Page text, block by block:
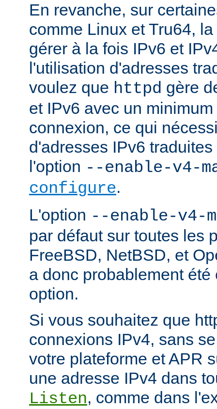
En revanche, sur
comme Linux et Tru64, la
gérer à la fois IPv6 et
l'utilisation d'adresses
voulez que httpd gère
et IPv6 avec un
connexion, ce qui
d'adresses IPv6
l'option --enable-v4-
configure.
L'option --enable-v4-
par défaut sur toutes les
FreeBSD, NetBSD, et
a donc probablement
option.
Si vous souhaitez que
connexions IPv4, sans
votre plateforme et APR
une adresse IPv4 dans
Listen, comme dans